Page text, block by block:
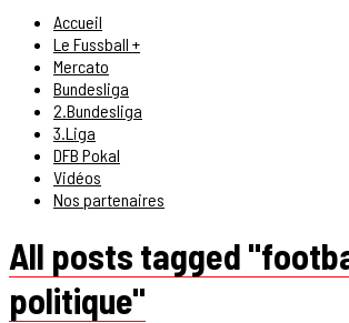
Accueil
Le Fussball +
Mercato
Bundesliga
2.Bundesliga
3.Liga
DFB Pokal
Vidéos
Nos partenaires
All posts tagged
politique"